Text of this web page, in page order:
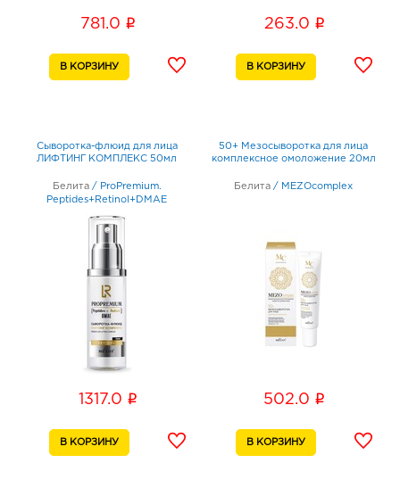
781.0 i 263.0 i
Сыворотка-флюид для лица
ЛИФТИНГ КОМПЛЕКС 50мл
Белита / ProPremium.
Peptides+Retinol+DMAE
1317.0 i
50+ Мезосыворотка для лица
комплексное омоложение 20мл
Белита / MEZOcomplex
502.0 i